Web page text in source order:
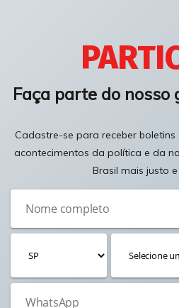
Faça parte do nosso
Cadastre-se para receber
acontecimentos da política e da
Brasil mais justo